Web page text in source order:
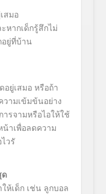
สมอ
หากเด็กรู้สึกไม่
อยู่ที่บ้าน
อยู่เสมอ หรือถ้า
วามเข้มข้นอย่าง
รจามหรือไอให้ใช้
น้าเพื่อลดความ
วรั
ห้เด็ก เช่น ลูกบอล